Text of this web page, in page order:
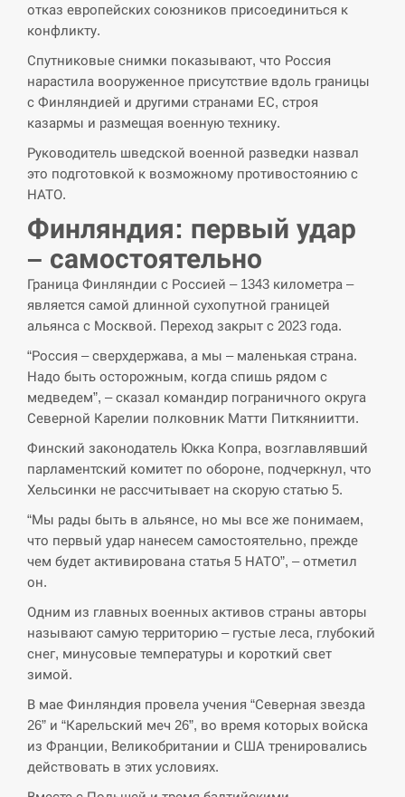
СЕРПЕНЬ
12:53
США обсуждают лицензии на Patriot для
Украины, несмотря на сомнения…
СЕРПЕНЬ
12:40
Латвія готова направити до 20 військових для
розблокування Ормузької протоки
СЕРПЕНЬ
12:23
Силы обороны поразили российскую
переправу, склады и другие важные объекты…
СЕРПЕНЬ
12:10
У США зафіксували рекордний спалах
циклоспорозу, захворіли понад 10 тисяч…
СЕРПЕНЬ
11:53
Под огнем “Эпицентр”, ROZETKA и “Новая
почта”: что известно об…
СЕРПЕНЬ
СЕРПЕНЬ
есть пострадавшие
ЩЕ...
отказ европейских союзников присоединиться к
конфликту.
Спутниковые снимки показывают, что Россия
нарастила вооруженное присутствие вдоль границы
с Финляндией и другими странами ЕС, строя
казармы и размещая военную технику.
Руководитель шведской военной разведки назвал
это подготовкой к возможному противостоянию с
НАТО.
Финляндия: первый удар
– самостоятельно
Граница Финляндии с Россией – 1343 километра –
является самой длинной сухопутной границей
альянса с Москвой. Переход закрыт с 2023 года.
“Россия – сверхдержава, а мы – маленькая страна.
Надо быть осторожным, когда спишь рядом с
медведем”, – сказал командир пограничного округа
Северной Карелии полковник Матти Питкяниитти.
Финский законодатель Юкка Копра, возглавлявший
парламентский комитет по обороне, подчеркнул, что
Хельсинки не рассчитывает на скорую статью 5.
“Мы рады быть в альянсе, но мы все же понимаем,
что первый удар нанесем самостоятельно, прежде
чем будет активирована статья 5 НАТО”, – отметил
он.
Одним из главных военных активов страны авторы
называют самую территорию – густые леса, глубокий
снег, минусовые температуры и короткий свет
зимой.
В мае Финляндия провела учения “Северная звезда
26” и “Карельский меч 26”, во время которых войска
из Франции, Великобритании и США тренировались
действовать в этих условиях.